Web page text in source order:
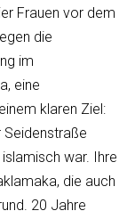
Frauen vor dem
die
im
eine
klaren Ziel:
Seidenstraße
war. Ihre
die auch
20 Jahre